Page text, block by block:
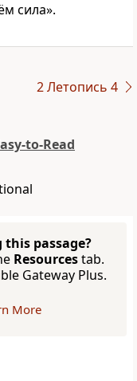
сила».
2 Летопись 4
to-Read
passage?
Resourcestab.
Gateway Plus.
More